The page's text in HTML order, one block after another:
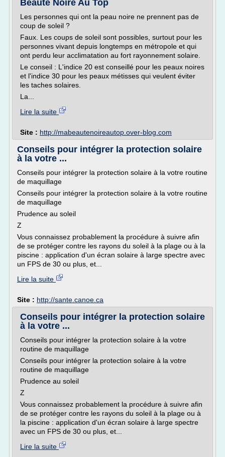
Beauté Noire Au Top
Les personnes qui ont la peau noire ne prennent pas de
coup de soleil ?
Faux. Les coups de soleil sont possibles, surtout pour les
personnes vivant depuis longtemps en métropole et qui
ont perdu leur acclimatation au fort rayonnement solaire.
Le conseil : L'indice 20 est conseillé pour les peaux noires
et l'indice 30 pour les peaux métisses qui veulent éviter
les taches solaires.
La...
Lire la suite
Site : http://mabeautenoireautop.over-blog.com
Conseils pour intégrer la protection solaire
à la votre ...
Conseils pour intégrer la protection solaire à la votre routine
de maquillage
Conseils pour intégrer la protection solaire à la votre routine
de maquillage
Prudence au soleil
Z
Vous connaissez probablement la procédure à suivre afin
de se protéger contre les rayons du soleil à la plage ou à la
piscine : application d'un écran solaire à large spectre avec
un FPS de 30 ou plus, et...
Lire la suite
Site : http://sante.canoe.ca
Conseils pour intégrer la protection solaire
à la votre ...
Conseils pour intégrer la protection solaire à la votre
routine de maquillage
Conseils pour intégrer la protection solaire à la votre
routine de maquillage
Prudence au soleil
Z
Vous connaissez probablement la procédure à suivre afin
de se protéger contre les rayons du soleil à la plage ou à
la piscine : application d'un écran solaire à large spectre
avec un FPS de 30 ou plus, et...
Lire la suite